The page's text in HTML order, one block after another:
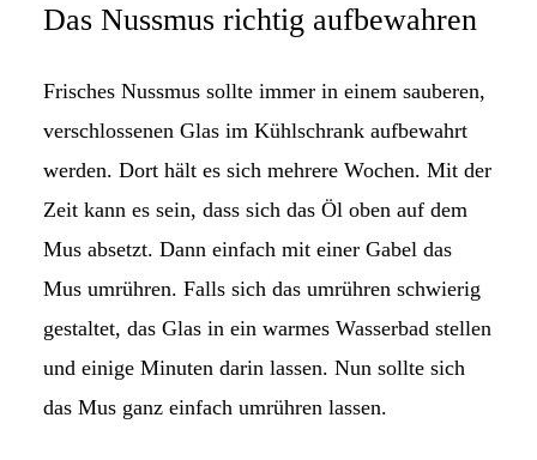
Das Nussmus richtig aufbewahren
Frisches Nussmus sollte immer in einem sauberen,
verschlossenen Glas im Kühlschrank aufbewahrt
werden. Dort hält es sich mehrere Wochen. Mit der
Zeit kann es sein, dass sich das Öl oben auf dem
Mus absetzt. Dann einfach mit einer Gabel das
Mus umrühren. Falls sich das umrühren schwierig
gestaltet, das Glas in ein warmes Wasserbad stellen
und einige Minuten darin lassen. Nun sollte sich
das Mus ganz einfach umrühren lassen.